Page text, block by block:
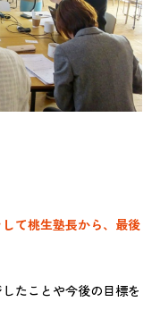
て桃生塾長から、最後
たことや今後の目標を